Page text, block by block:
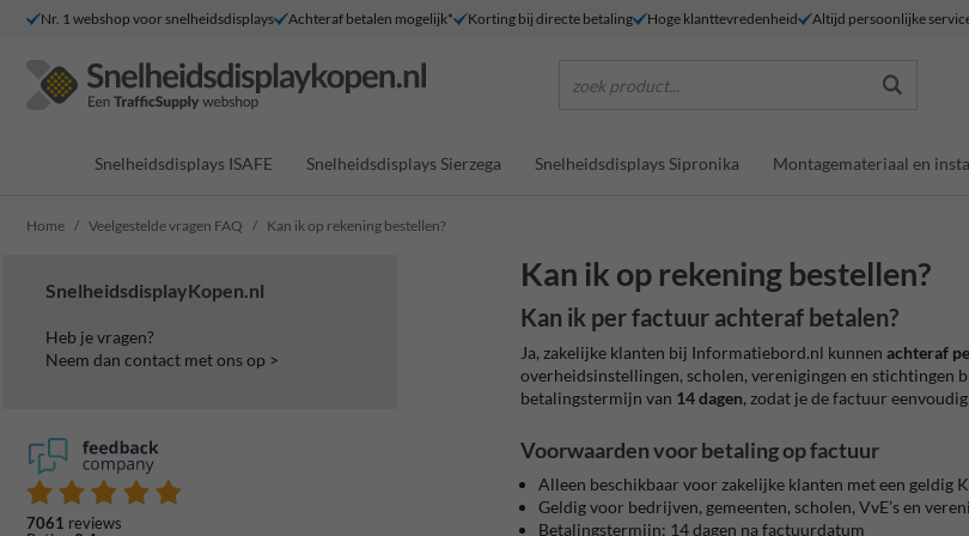
Nr. 1 webshop voor snelheidsdisplays Achteraf betalen mogelijk* Korting bij directe betaling Hoge klanttevredenheid Altijd persoonlijke
zoek product...
Snelheidsdisplays ISAFE Snelheidsdisplays Sierzega Snelheidsdisplays Sipronika Montagemateriaal en
Home Veelgestelde vragen FAQ Kan ik op rekening bestellen?
SnelheidsdisplayKopen.nl
Heb je vragen?
Neem dan contact met ons op >
7061 reviews
Kan ik op rekening bestellen?
Kan ik per factuur achteraf betalen?
Ja, zakelijke klanten bij Informatiebord.nl kunnen achteraf
overheidsinstellingen, scholen, verenigingen en stichtingen
betalingstermijn van 14 dagen, zodat je de factuur
Voorwaarden voor betaling op factuur
Alleen beschikbaar voor zakelijke klanten met een geldig
Geldig voor bedrijven, gemeenten, scholen, VvE’s en
Betalingstermijn: 14 dagen na factuurdatum